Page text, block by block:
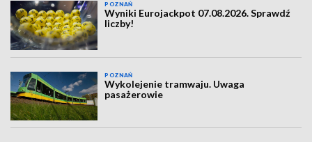
POZNAŃ
Wyniki Eurojackpot 07.08.2026. Sprawdź
liczby!
POZNAŃ
Wykolejenie tramwaju. Uwaga
pasażerowie